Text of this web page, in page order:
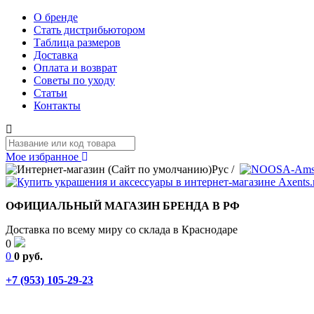
О бренде
Стать дистрибьютором
Таблица размеров
Доставка
Оплата и возврат
Советы по уходу
Статьи
Контакты
Мое избранное
Рус /
ОФИЦИАЛЬНЫЙ МАГАЗИН БРЕНДА В РФ
Доставка по всему миру со склада в Краснодаре
0
0 0 руб.
+7 (953) 105-29-23